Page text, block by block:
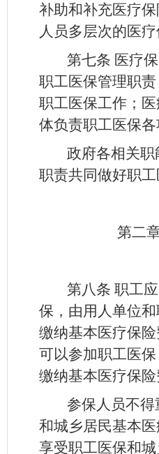
补助和补充医疗
人员多层次的医疗
第七条 医疗
职工医保管理职
职工医保工作；
体负责职工医保各
政府各相关
职责共同做好职工
第二
第八条 职工
保，由用人单位
缴纳基本医疗保
可以参加职工医
缴纳基本医疗保险
参保人员不
和城乡居民基本
享受职工医保和